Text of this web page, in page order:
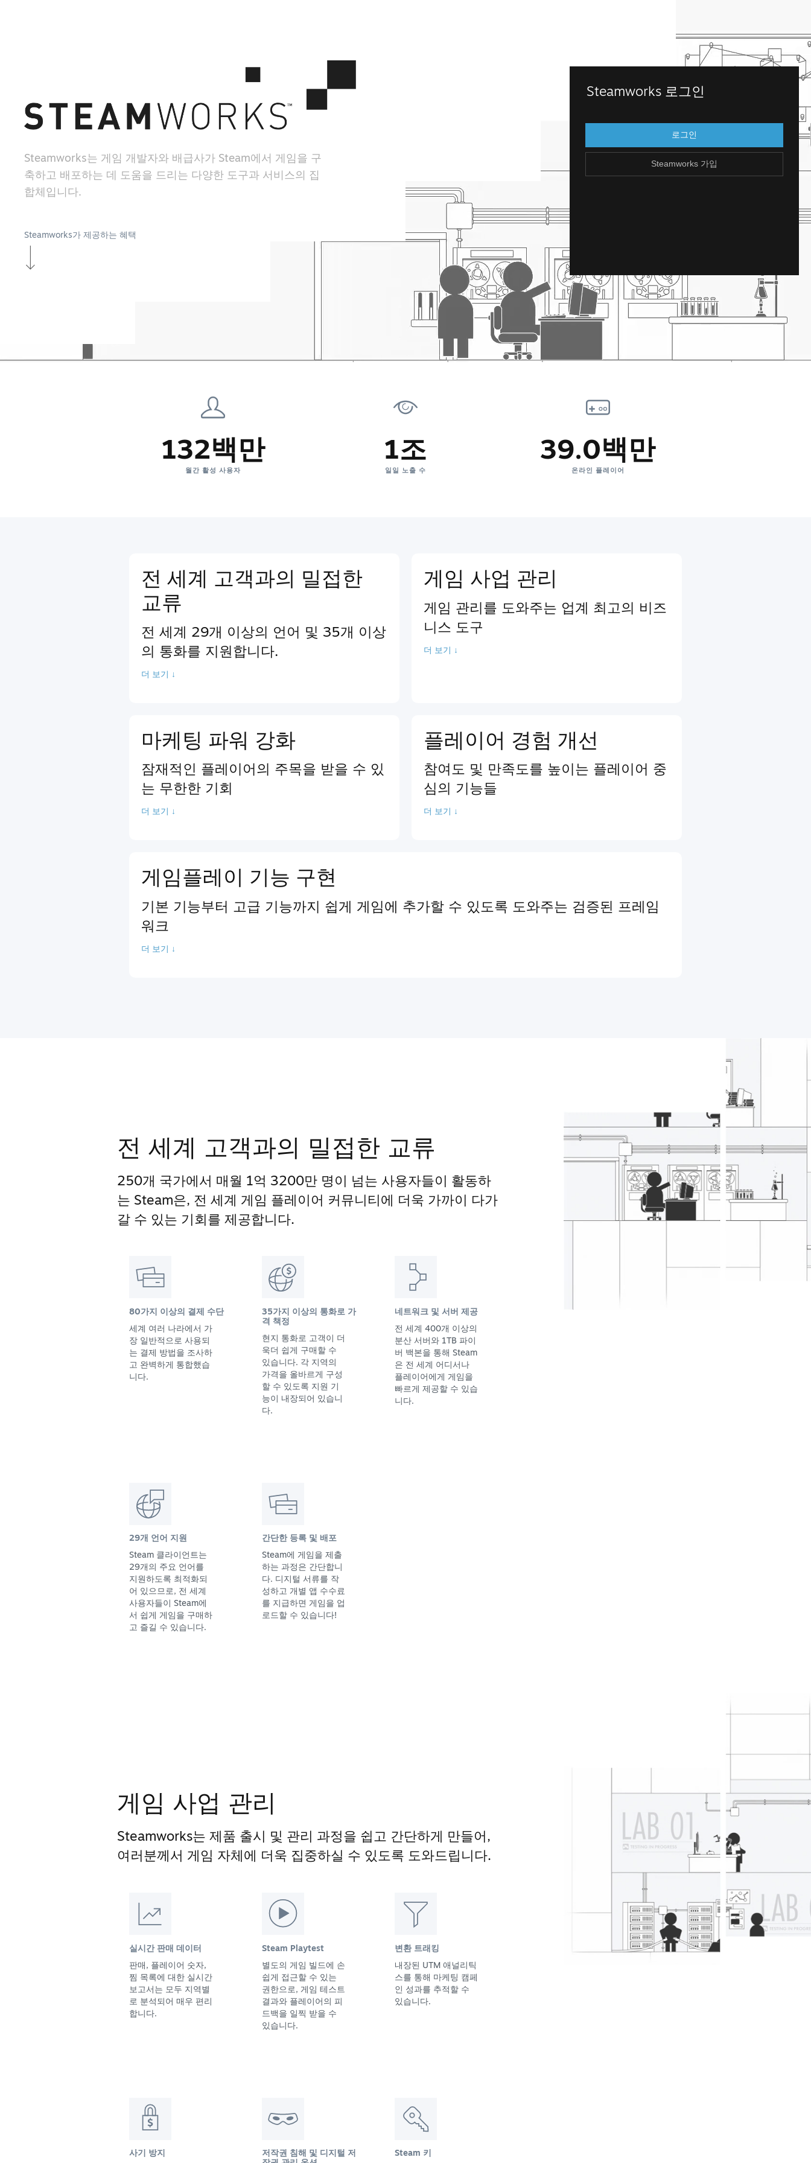
Steamworks는 게임 개발자와 배급사가 Steam에서 게임을 구
축하고 배포하는 데 도움을 드리는 다양한 도구과 서비스의 집
합체입니다.
Steamworks가 제공하는 혜택
Steamworks 로그인
로그인
Steamworks 가입
Steamworks 가입
정으로 로그인하세요. Steam 계정이 없으신
가요? 무료로 손쉽게 만들 수 있습니다!
132백만
월간 활성 사용자
1조
일일 노출 수
39.0백만
온라인 플레이어
전 세계 고객과의 밀접한
교류
전 세계 29개 이상의 언어 및 35개 이상
의 통화를 지원합니다.
더 보기 ↓
게임 사업 관리
게임 관리를 도와주는 업계 최고의 비즈
니스 도구
더 보기 ↓
마케팅 파워 강화
잠재적인 플레이어의 주목을 받을 수 있
는 무한한 기회
더 보기 ↓
플레이어 경험 개선
참여도 및 만족도를 높이는 플레이어 중
심의 기능들
더 보기 ↓
게임플레이 기능 구현
기본 기능부터 고급 기능까지 쉽게 게임에 추가할 수 있도록 도와주는 검증된 프레임
워크
더 보기 ↓
전 세계 고객과의 밀접한 교류
250개 국가에서 매월 1억 3200만 명이 넘는 사용자들이 활동하
는 Steam은, 전 세계 게임 플레이어 커뮤니티에 더욱 가까이 다가
갈 수 있는 기회를 제공합니다.
80가지 이상의 결제 수단
세계 여러 나라에서 가
장 일반적으로 사용되
는 결제 방법을 조사하
고 완벽하게 통합했습
니다.
35가지 이상의 통화로 가
격 책정
현지 통화로 고객이 더
욱더 쉽게 구매할 수
있습니다. 각 지역의
가격을 올바르게 구성
할 수 있도록 지원 기
능이 내장되어 있습니
다.
네트워크 및 서버 제공
전 세계 400개 이상의
분산 서버와 1TB 파이
버 백본을 통해 Steam
은 전 세계 어디서나
플레이어에게 게임을
빠르게 제공할 수 있습
니다.
29개 언어 지원
Steam 클라이언트는
29개의 주요 언어를
지원하도록 최적화되
어 있으므로, 전 세계
사용자들이 Steam에
서 쉽게 게임을 구매하
고 즐길 수 있습니다.
간단한 등록 및 배포
Steam에 게임을 제출
하는 과정은 간단합니
다. 디지털 서류를 작
성하고 개별 앱 수수료
를 지급하면 게임을 업
로드할 수 있습니다!
게임 사업 관리
Steamworks는 제품 출시 및 관리 과정을 쉽고 간단하게 만들어,
여러분께서 게임 자체에 더욱 집중하실 수 있도록 도와드립니다.
실시간 판매 데이터
판매, 플레이어 숫자,
찜 목록에 대한 실시간
보고서는 모두 지역별
로 분석되어 매우 편리
합니다.
Steam Playtest
별도의 게임 빌드에 손
쉽게 접근할 수 있는
권한으로, 게임 테스트
결과와 플레이어의 피
드백을 일찍 받을 수
있습니다.
변환 트래킹
내장된 UTM 애널리틱
스를 통해 마케팅 캠페
인 성과를 추적할 수
있습니다.
사기 방지
저작권 침해 및 디지털 저
Steam 키